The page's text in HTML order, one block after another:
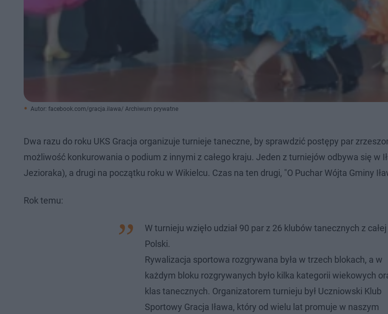
Autor: facebook.com/gracja.ilawa/ Archiwum prywatne
Dwa razu do roku UKS Gracja organizuje turnieje taneczne, by sprawdzić postępy par
możliwość konkurowania o podium z innymi z całego kraju. Jeden z turniejów odbywa się w
Jezioraka), a drugi na początku roku w Wikielcu. Czas na ten drugi, "O Puchar Wójta Gminy
Rok temu:
W turnieju wzięło udział 90 par z 26 klubów tanecznych z całej
Polski.
Rywalizacja sportowa rozgrywana była w trzech blokach, a w
każdym bloku rozgrywanych było kilka kategorii wiekowych
klas tanecznych. Organizatorem turnieju był Uczniowski Klub
Sportowy Gracja Iława, który od wielu lat promuje w naszym